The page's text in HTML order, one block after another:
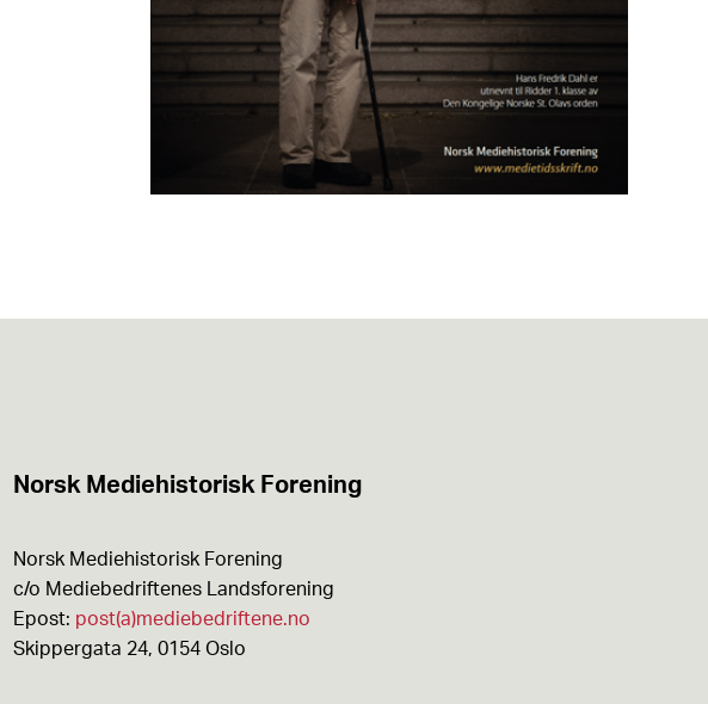
Norsk Mediehistorisk Forening
Norsk Mediehistorisk Forening
c/o Mediebedriftenes Landsforening
Epost: post(a)mediebedriftene.no
Skippergata 24, 0154 Oslo